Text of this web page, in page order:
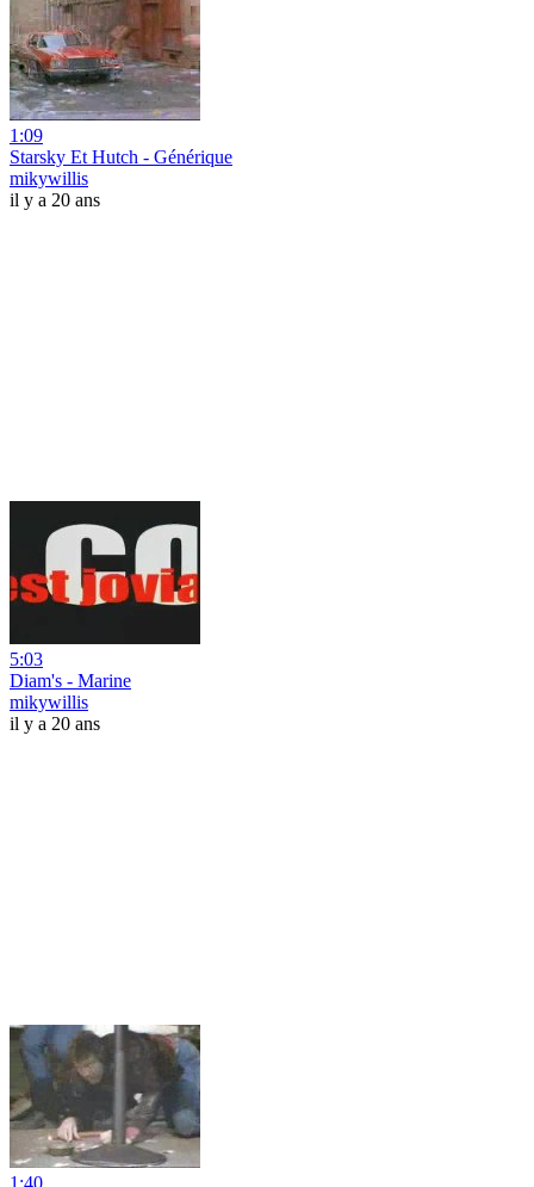
1:09
Starsky Et Hutch - Générique
mikywillis
il y a 20 ans
5:03
Diam's - Marine
mikywillis
il y a 20 ans